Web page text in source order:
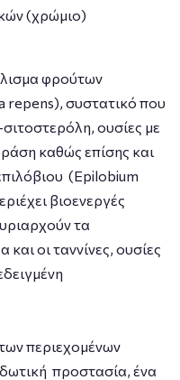
(χρώμιο)
φρούτων
συστατικό που
ουσίες με
καθώς επίσης και
(Epilobium
βιοενεργές
τα
οι ταννίνες, ουσίες
περιεχομένων
προστασία, ένα